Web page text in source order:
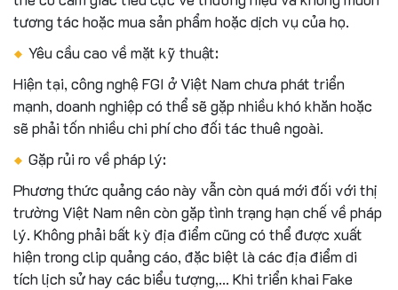
tương tác hoặc mua sản phẩm hoặc dịch vụ của họ.
Yêu cầu cao về mặt kỹ thuật:
Hiện tại, công nghệ FGI ở Việt Nam chưa phát triển
mạnh, doanh nghiệp có thể sẽ gặp nhiều khó khăn hoặc
sẽ phải tốn nhiều chi phí cho đối tác thuê ngoài.
Gặp rủi ro về pháp lý:
Phương thức quảng cáo này vẫn còn quá mới đối với thị
trường Việt Nam nên còn gặp tình trạng hạn chế về pháp
lý. Không phải bất kỳ địa điểm cũng có thể được xuất
hiện trong clip quảng cáo, đặc biệt là các địa điểm di
tích lịch sử hay các biểu tượng,… Khi triển khai Fake